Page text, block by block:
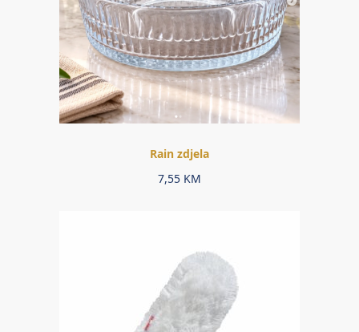
Rain zdjela
7,55 KM